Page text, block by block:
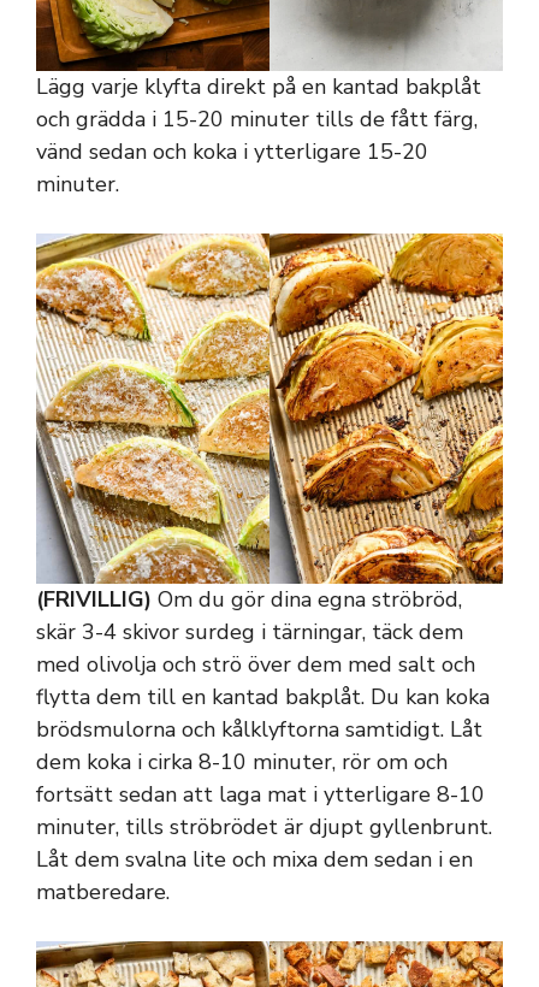
Lägg varje klyfta direkt på en kantad bakplåt
och grädda i 15-20 minuter tills de fått färg,
vänd sedan och koka i ytterligare 15-20
minuter.
(FRIVILLIG) Om du gör dina egna ströbröd,
skär 3-4 skivor surdeg i tärningar, täck dem
med olivolja och strö över dem med salt och
flytta dem till en kantad bakplåt. Du kan koka
brödsmulorna och kålklyftorna samtidigt. Låt
dem koka i cirka 8-10 minuter, rör om och
fortsätt sedan att laga mat i ytterligare 8-10
minuter, tills ströbrödet är djupt gyllenbrunt.
Låt dem svalna lite och mixa dem sedan i en
matberedare.